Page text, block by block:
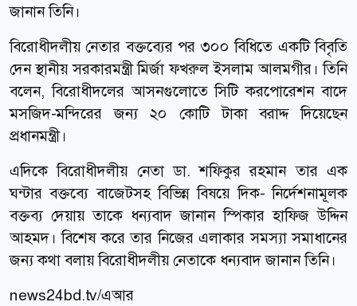
জানান তিনি।
বিরোধীদলীয় নেতার বক্তব্যের পর ৩০০ বিধিতে একটি বিবৃতি
দেন স্থানীয় সরকারমন্ত্রী মির্জা ফখরুল ইসলাম আলমগীর। তিনি
বলেন, বিরোধীদলের আসনগুলোতে সিটি করপোরেশন বাদে
মসজিদ-মন্দিরের জন্য ২০ কোটি টাকা বরাদ্দ দিয়েছেন
প্রধানমন্ত্রী।
এদিকে বিরোধীদলীয় নেতা ডা. শফিকুর রহমান তার এক
ঘন্টার বক্তব্যে বাজেটসহ বিভিন্ন বিষয়ে দিক- নির্দেশনামূলক
বক্তব্য দেয়ায় তাকে ধন্যবাদ জানান স্পিকার হাফিজ উদ্দিন
আহমদ। বিশেষ করে তার নিজের এলাকার সমস্যা সমাধানের
জন্য কথা বলায় বিরোধীদলীয় নেতাকে ধন্যবাদ জানান তিনি।
news24bd.tv/এআর